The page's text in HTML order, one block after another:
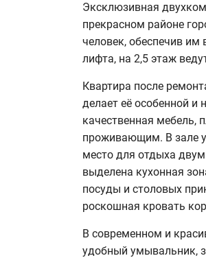
Эксклюзивная
прекрасном районе
человек, обеспечив
лифта, на 2,5 этаж
Квартира после
делает её особенной
качественная мебель,
проживающим. В зале
место для отдыха двум
выделена кухонная
посуды и столовых
роскошная кровать
В современном и
удобный умывальник,